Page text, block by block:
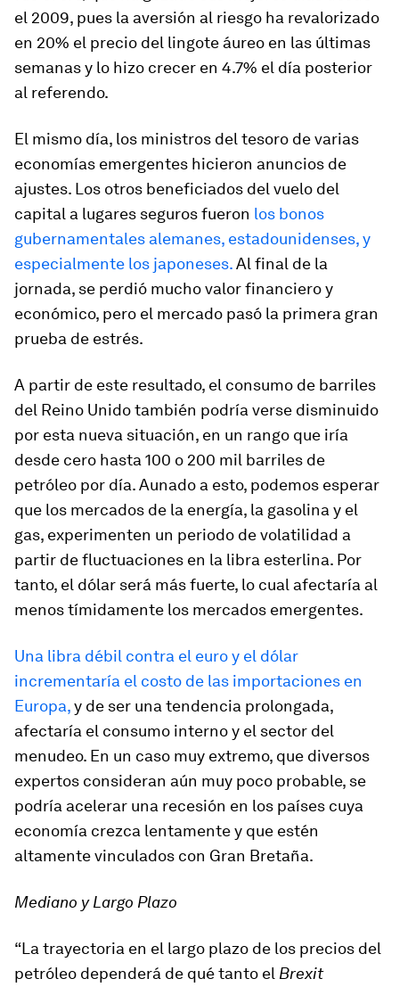
el 2009, pues la aversión al riesgo ha revalorizado
en 20% el precio del lingote áureo en las últimas
semanas y lo hizo crecer en 4.7% el día posterior
al referendo.
El mismo día, los ministros del tesoro de varias
economías emergentes hicieron anuncios de
ajustes. Los otros beneficiados del vuelo del
capital a lugares seguros fueron los bonos
gubernamentales alemanes, estadounidenses, y
especialmente los japoneses.Al final de la
jornada, se perdió mucho valor financiero y
económico, pero el mercado pasó la primera gran
prueba de estrés.
A partir de este resultado, el consumo de barriles
del Reino Unido también podría verse disminuido
por esta nueva situación, en un rango que iría
desde cero hasta 100 o 200 mil barriles de
petróleo por día. Aunado a esto, podemos esperar
que los mercados de la energía, la gasolina y el
gas, experimenten un periodo de volatilidad a
partir de fluctuaciones en la libra esterlina. Por
tanto, el dólar será más fuerte, lo cual afectaría al
menos tímidamente los mercados emergentes.
Una libra débil contra el euro y el dólar
incrementaría el costo de las importaciones en
Europa,y de ser una tendencia prolongada,
afectaría el consumo interno y el sector del
menudeo. En un caso muy extremo, que diversos
expertos consideran aún muy poco probable, se
podría acelerar una recesión en los países cuya
economía crezca lentamente y que estén
altamente vinculados con Gran Bretaña.
Mediano y Largo Plazo
“La trayectoria en el largo plazo de los precios del
petróleo dependerá de qué tanto el Brexit